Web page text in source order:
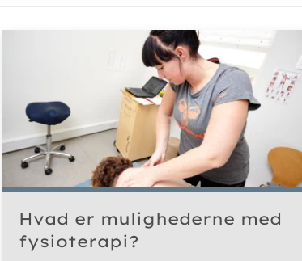
Hvad er mulighederne med
fysioterapi?